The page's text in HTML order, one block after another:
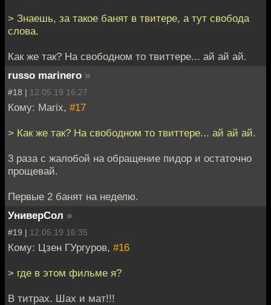
> Знаешь, за такое банят в твитере, а тут свобода
слова.
Как же так? На свободном то твиттере... ай ай ай.
russo marinero »
#18 | 12.05.19 16:27
Кому: Marix, #17
> Как же так? На свободном то твиттере... ай ай ай.
3 раза с жалобой на обращение пидор и остаточно
прощевай.
Первые 2 банят на неделю.
УниверСол »
#19 | 12.05.19 16:35
Кому: Цзен ГУргуров, #16
> где в этом фильме я?
В титрах. Шах и мат!!!